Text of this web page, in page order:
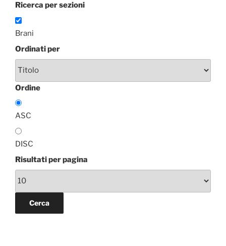
Ricerca per sezioni
Brani
Ordinati per
Ordine
ASC
DISC
Risultati per pagina